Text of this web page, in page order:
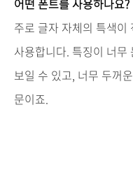
어떤 폰트를사용하나요?
주로 글자 자체의 특색이
사용합니다. 특징이 너무
보일 수 있고, 너무 두꺼운
문이죠.